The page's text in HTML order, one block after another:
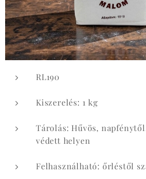
RL190
Kiszerelés: 1 kg
Tárolás: Hűvös,
védett helyen
Felhasználható: őrléstől